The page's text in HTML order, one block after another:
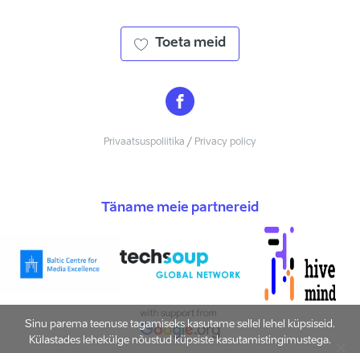
Toeta meid
Privaatsuspoliitika / Privacy policy
Täname meie partnereid
Sinu parema teenuse tagamiseks kasutame sellel lehel küpsiseid.
Külastades lehekülge nõustud küpsiste kasutamistingimustega.